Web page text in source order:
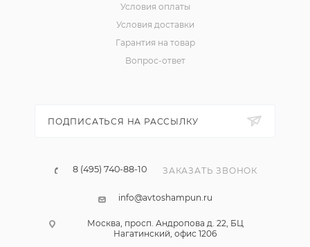
Условия оплаты
Условия доставки
Гарантия на товар
Вопрос-ответ
ПОДПИСАТЬСЯ НА РАССЫЛКУ
8 (495) 740-88-10 ЗАКАЗАТЬ ЗВОНОК
info@avtoshampun.ru
Москва, просп. Андропова д. 22, БЦ
Нагатинский, офис 1206